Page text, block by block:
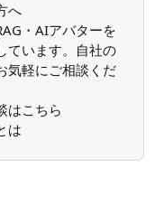
へ
・AIアバターを
ています。自社の
気軽にご相談くだ
はこちら
は